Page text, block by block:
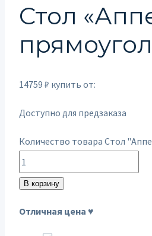
Стол
14759 ₽ купить от:
Доступно для предзаказа
Количество товара Стол
В корзину
Отличная цена ♥